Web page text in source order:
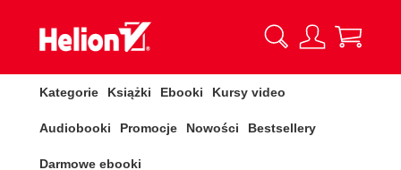
Kategorie Książki Ebooki Kursy video
Audiobooki Promocje Nowości Bestsellery
Darmowe ebooki